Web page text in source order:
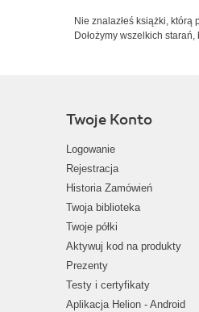
Nie znalazłeś książki,
Dołożymy wszelkich
Twoje Konto
Logowanie
Rejestracja
Historia Zamówień
Twoja biblioteka
Twoje półki
Aktywuj kod na produkty
Prezenty
Testy i certyfikaty
Aplikacja Helion - Android